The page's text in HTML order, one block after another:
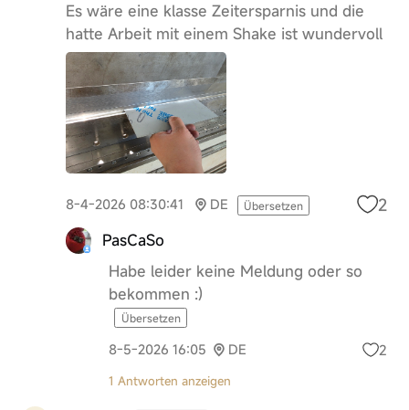
Es wäre eine klasse Zeitersparnis und die
hatte Arbeit mit einem Shake ist wundervoll
8-4-2026 08:30:41 DE Übersetzen 2
PasCaSo
Habe leider keine Meldung oder so
bekommen :)
Übersetzen
8-5-2026 16:05 DE 2
1 Antworten anzeigen